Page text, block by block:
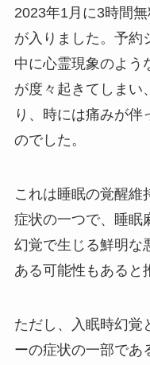
2023年1月に3時間
が入りました。予約
中に心霊現象のよう
が度々起きてしまい
り、時には痛みが伴
のでした。
これは睡眠の覚醒維
症状の一つで、睡眠
幻覚で生じる鮮明な
ある可能性もあると
ただし、入眠時幻覚
ーの症状の一部であ